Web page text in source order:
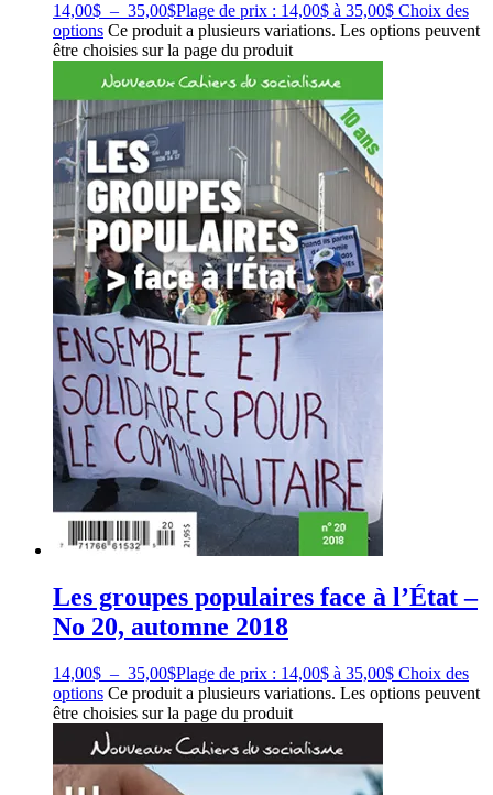
14,00$ – 35,00$Plage de prix : 14,00$ à 35,00$ Choix des
options Ce produit a plusieurs variations. Les options peuvent
être choisies sur la page du produit
Les groupes populaires face à l’État –
No 20, automne 2018
14,00$ – 35,00$Plage de prix : 14,00$ à 35,00$ Choix des
options Ce produit a plusieurs variations. Les options peuvent
être choisies sur la page du produit